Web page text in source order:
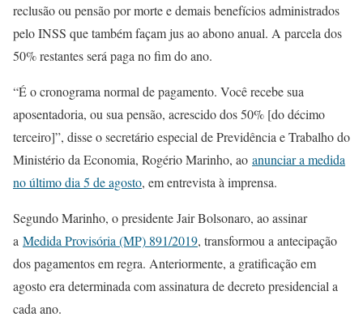
reclusão ou pensão por morte e demais benefícios administrados
pelo INSS que também façam jus ao abono anual. A parcela dos
50% restantes será paga no fim do ano.
“É o cronograma normal de pagamento. Você recebe sua
aposentadoria, ou sua pensão, acrescido dos 50% [do décimo
terceiro]”, disse o secretário especial de Previdência e Trabalho do
Ministério da Economia, Rogério Marinho, ao anunciar a medida
no último dia 5 de agosto, em entrevista à imprensa.
Segundo Marinho, o presidente Jair Bolsonaro, ao assinar
a Medida Provisória (MP) 891/2019, transformou a antecipação
dos pagamentos em regra. Anteriormente, a gratificação em
agosto era determinada com assinatura de decreto presidencial a
cada ano.